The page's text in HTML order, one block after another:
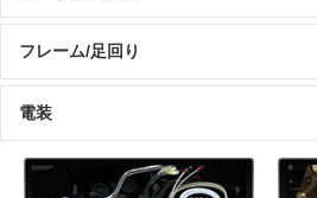
フレーム/足回り
電装